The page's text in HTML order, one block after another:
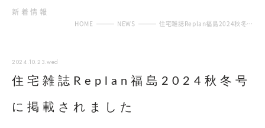
新 着情 報
HOME NEWS 住宅雑誌Replan福島2024秋冬…
2024.10.23.wed
住宅雑誌Replan福島2024秋冬号
に掲載されました